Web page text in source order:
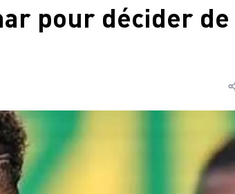
pour décider de